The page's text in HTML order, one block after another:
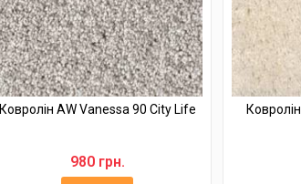
Ковролін AW Vanessa 90 City Life
980 грн.